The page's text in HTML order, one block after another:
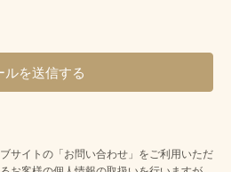
サイトの「お問い合わせ」をご利用いただ